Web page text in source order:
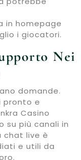
in homepage
i giocatori.
Nei
domande.
pronto e
Casino
su più canali in
chat live è
e utili da